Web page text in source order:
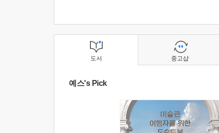
도서
예스's Pick
중고샵